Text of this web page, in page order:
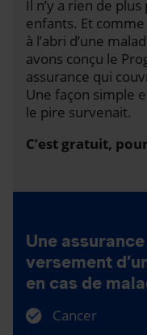
Il n’y a rien de
enfants. Et
à l’abri d’une
avons conçu le
assurance qui
Une façon simple
le pire survenait.
C’est gratuit,
Une
versement
en cas de
Cancer